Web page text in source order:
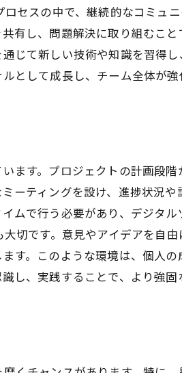
セスの中で、継続的なコミュ
有し、問題解決に取り組むこ
じて新しい技術や知識を習得
として成長し、チーム全体が強
ます。プロジェクトの計画段
ーティングを設け、進捗状況
ムで行う必要があり、デジタ
切です。意見やアイデアを自
す。このような環境は、個人
し、実践することで、より強固